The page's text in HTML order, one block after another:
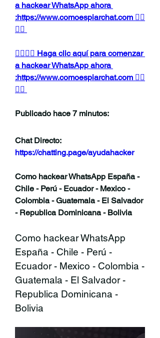
a hackear WhatsApp ahora
:https://www.comoespiarchat.com 👈🏻
👈🏻
👉🏻👉🏻 Haga clic aquí para comenzar
a hackear WhatsApp ahora
:https://www.comoespiarchat.com 👈🏻
👈🏻
Publicado hace 7 minutos:
Chat Directo:
https://chatting.page/ayudahacker
Como hackear WhatsApp España -
Chile - Perú - Ecuador - Mexico -
Colombia - Guatemala - El Salvador
- Republica Dominicana - Bolivia
Como hackear WhatsApp
España - Chile - Perú -
Ecuador - Mexico - Colombia -
Guatemala - El Salvador -
Republica Dominicana -
Bolivia